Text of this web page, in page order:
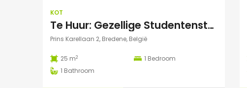
KOT
Te Huur: Gezellige Studentenstudio 25m² in Bredene Duinen – Dicht bij Zee en VIVES!
Prins Karellaan 2, Bredene, België
25 m2 1 Bedroom
1 Bathroom